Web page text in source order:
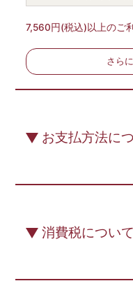
7,560円(税込)以上のご
さら
お支払方法に
消費税について